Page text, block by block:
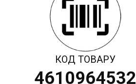
КОД ТОВАРУ
4610964532